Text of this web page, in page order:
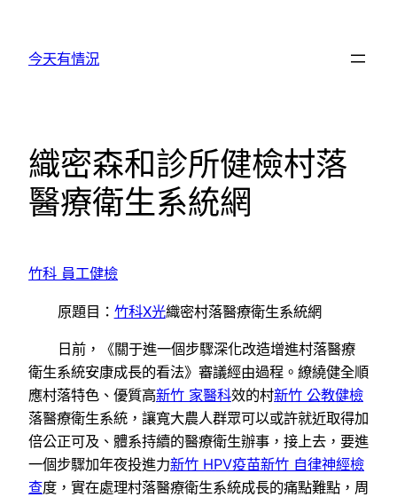
今天有情況
織密森和診所健檢村落
醫療衛生系統網
竹科 員工健檢
原題目： 竹科X光織密村落醫療衛生系統網
日前，《關于進一個步驟深化改造增進村落醫療
衛生系統安康成長的看法》審議經由過程。繚繞健全順
應村落特色、優質高新竹 家醫科效的村新竹 公教健檢
落醫療衛生系統，讓寬大農人群眾可以或許就近取得加
倍公正可及、體系持續的醫療衛生辦事，接上去，要進
一個步驟加年夜投進力新竹 HPV疫苗新竹 自律神經檢
查度，實在處理村落醫療衛生系統成長的痛點難點，周